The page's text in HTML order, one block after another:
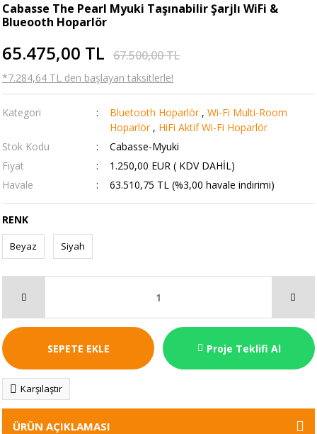
Cabasse The Pearl Myuki Taşınabilir Şarjlı WiFi &
Blueooth Hoparlör
65.475,00 TL 67.500,00 TL
*7.284,64 TL den başlayan taksitlerle!
Kategori Bluetooth Hoparlör , Wi-Fi Multi-Room
Hoparlör , HiFi Aktif Wi-Fi Hoparlör
Stok Kodu
Cabasse-Myuki
Fiyat
1.250,00 EUR ( KDV DAHİL)
Havale
63.510,75 TL (%3,00 havale indirimi)
RENK
Beyaz Siyah
SEPETE EKLE Proje Teklifi Al
Karşılaştır
ÜRÜN AÇIKLAMASI